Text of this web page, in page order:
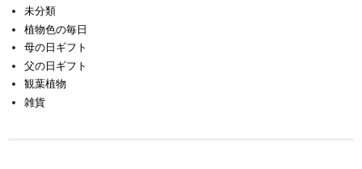
未分類
植物色の毎日
母の日ギフト
父の日ギフト
観葉植物
雑貨